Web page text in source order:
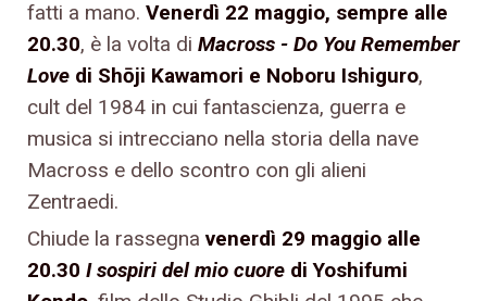
fatti a mano. Venerdì 22 maggio, sempre alle
20.30, è la volta di Macross - Do You Remember
Love di Shōji Kawamori e Noboru Ishiguro,
cult del 1984 in cui fantascienza, guerra e
musica si intrecciano nella storia della nave
Macross e dello scontro con gli alieni
Zentraedi.
Chiude la rassegna venerdì 29 maggio alle
20.30 I sospiri del mio cuore di Yoshifumi